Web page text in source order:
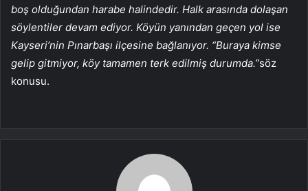
boş olduğundan harabe halindedir. Halk arasında dolaşan
söylentiler devam ediyor. Köyün yanından geçen yol ise
Kayseri’nin Pınarbaşı ilçesine bağlanıyor. “Buraya kimse
gelip gitmiyor, köy tamamen terk edilmiş durumda.”söz
konusu.